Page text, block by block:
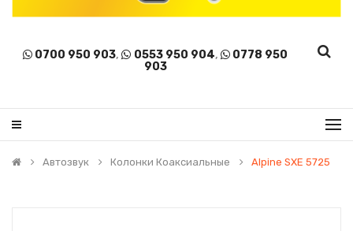
0700 950 903, 0553 950 904,
0778 950
903
Автозвук Колонки Коаксиальные Alpine SXE 5725